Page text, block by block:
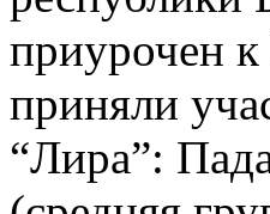
приурочен
приняли
“Лира”: